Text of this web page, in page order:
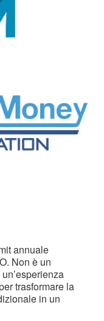
annuale
Non è un
trasformare la
in un